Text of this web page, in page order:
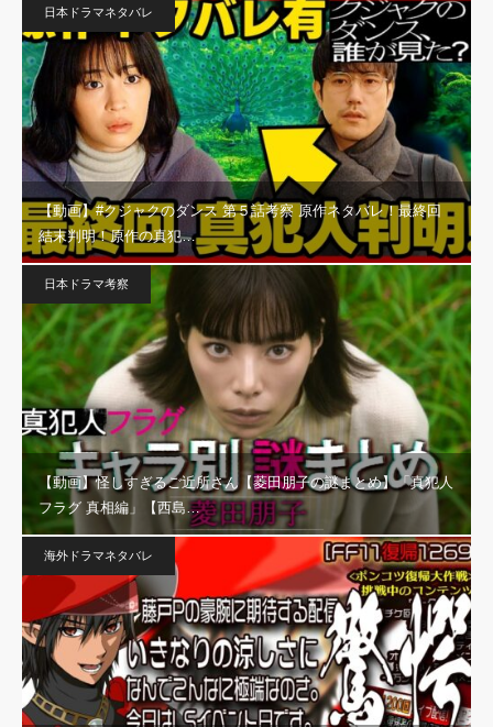
日本ドラマネタバレ
【動画】#クジャクのダンス 第５話考察 原作ネタバレ！最終回
結末判明！原作の真犯…
日本ドラマ考察
【動画】怪しすぎるご近所さん【菱田朋子の謎まとめ】「真犯人
フラグ 真相編」【西島…
海外ドラマネタバレ